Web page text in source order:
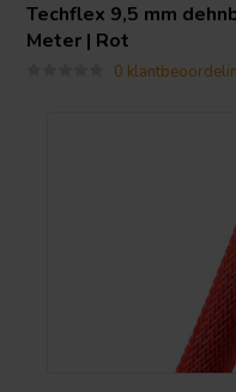
Techflex 9,5 mm
Meter | Rot
0